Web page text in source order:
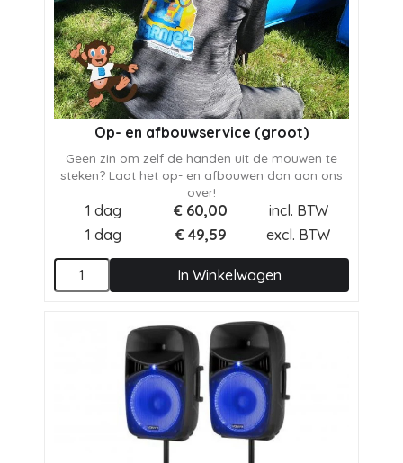
Op- en afbouwservice (groot)
Geen zin om zelf de handen uit de mouwen te
steken? Laat het op- en afbouwen dan aan ons
over!
1 dag € 60,00
incl. BTW
1 dag
€ 49,59 excl. BTW
In Winkelwagen